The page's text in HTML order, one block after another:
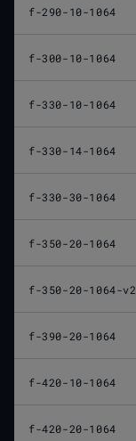
f-290-10-1064
f-300-10-1064
f-330-10-1064
f-330-14-1064
f-330-30-1064
f-350-20-1064
f-350-20-1064-v2
f-390-20-1064
f-420-10-1064
f-420-20-1064